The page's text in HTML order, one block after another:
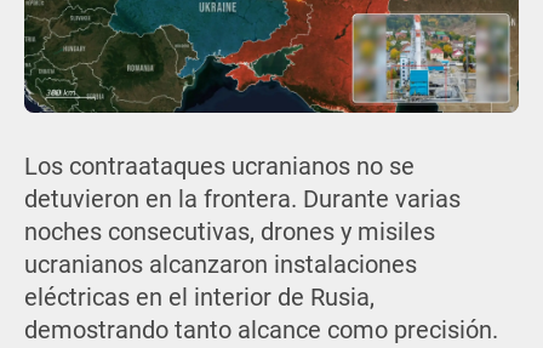
Los contraataques ucranianos no se
detuvieron en la frontera. Durante varias
noches consecutivas, drones y misiles
ucranianos alcanzaron instalaciones
eléctricas en el interior de Rusia,
demostrando tanto alcance como precisión.